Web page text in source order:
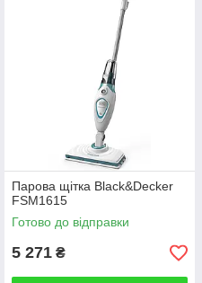
Парова щітка Black&Decker
FSM1615
Готово до відправки
5 271 ₴